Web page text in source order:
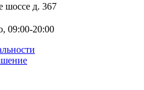
шоссе д. 367
09:00-20:00